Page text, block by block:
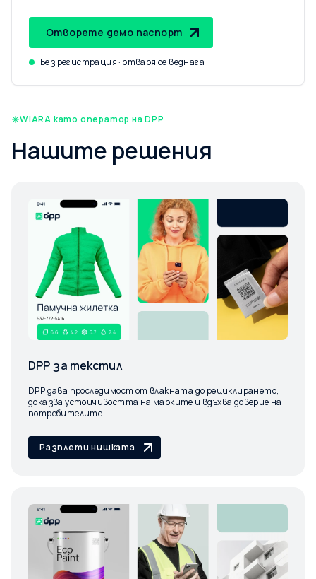
Отворете демо паспорт
Без регистрация · отваря се веднага
WIARA като оператор на DPP
Нашите решения
DPP за текстил
DPP дава проследимост от влакната до рециклирането,
доказва устойчивостта на марките и вдъхва доверие на
потребителите.
Разплети нишката